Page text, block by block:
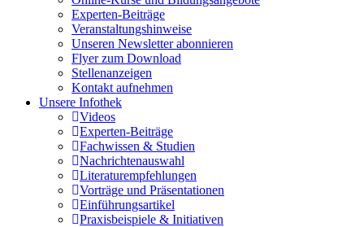
Experten-Beiträge
Veranstaltungshinweise
Unseren Newsletter abonnieren
Flyer zum Download
Stellenanzeigen
Kontakt aufnehmen
Unsere Infothek
Videos
Experten-Beiträge
Fachwissen & Studien
Nachrichtenauswahl
Literaturempfehlungen
Vorträge und Präsentationen
Einführungsartikel
Praxisbeispiele & Initiativen